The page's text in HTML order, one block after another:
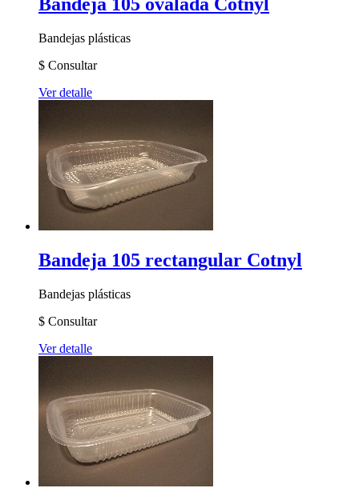
Bandejas plásticas
$ Consultar
Ver detalle
Bandeja 105 rectangular Cotnyl
Bandejas plásticas
$ Consultar
Ver detalle